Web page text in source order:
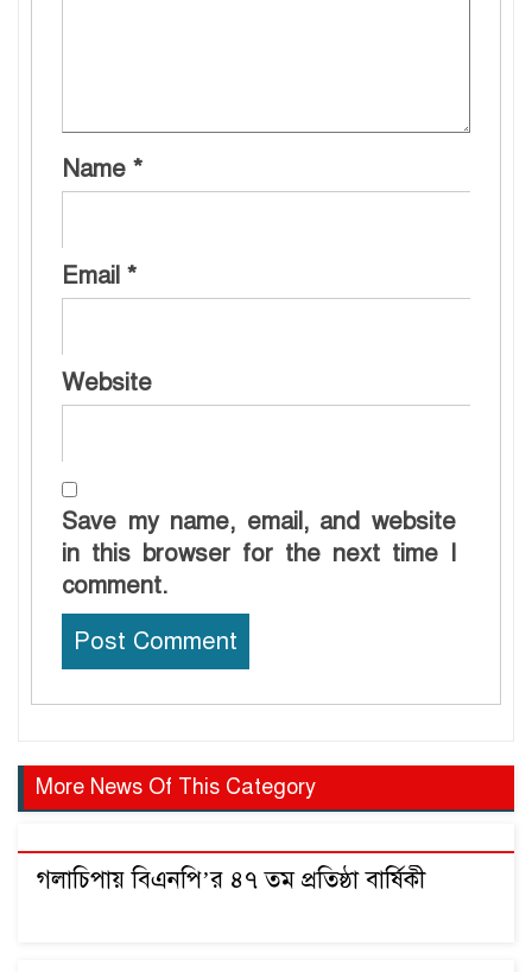
Name *
Email *
Website
Save my name, email, and website
in this browser for the next time I
comment.
More News Of This Category
গলাচিপায় বিএনপি’র ৪৭ তম প্রতিষ্ঠা বার্ষিকী